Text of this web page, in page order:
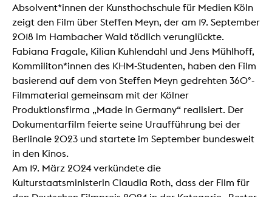
Absolvent*innen der Kunsthochschule für Medien Köln
zeigt den Film über Steffen Meyn, der am 19. September
2018 im Hambacher Wald tödlich verunglückte.
Fabiana Fragale, Kilian Kuhlendahl und Jens Mühlhoff,
Kommiliton*innen des KHM-Studenten, haben den Film
basierend auf dem von Steffen Meyn gedrehten 360°-
Filmmaterial gemeinsam mit der Kölner
Produktionsfirma „Made in Germany“ realisiert. Der
Dokumentarfilm feierte seine Uraufführung bei der
Berlinale 2023 und startete im September bundesweit
in den Kinos.
Am 19. März 2024 verkündete die
Kulturstaatsministerin Claudia Roth, dass der Film für